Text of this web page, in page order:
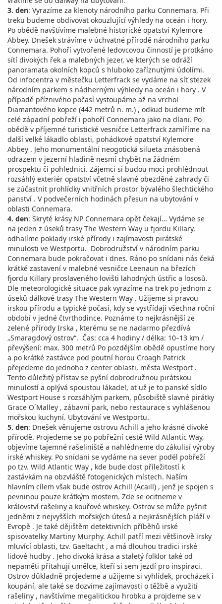
3. den: Vyrazíme za klenoty národního parku Connemara. Při
treku budeme obdivovat okouzlující výhledy na oceán i hory.
Po obědě navštívíme malebné historické opatství Kylemore
Abbey. Dnešek strávíme v úchvatné přírodě národního parku
Connemara. Pohoří vytvořené ledovcovou činností je protkáno
sítí divokých řek a malebných jezer, ve kterých se odráží
panoramata okolních kopců s hluboko zaříznutými údolími.
Od infocentra v městečku Letterfrack se vydáme na síť stezek
národním parkem s nádhernými výhledy na oceán i hory . V
případě příznivého počasí vystoupáme až na vrchol
Diamantového kopce (442 metrů n. m.) , odkud budeme mít
celé západní pobřeží i pohoří Connemara jako na dlani. Po
obědě v příjemné turistické vesničce Letterfrack zamíříme na
další velké lákadlo oblasti, pohádkové opatství Kylemore
Abbey . Jeho monumentální neogotická silueta znásobená
odrazem v jezerní hladině nesmí chybět na žádném
prospektu či pohlednici. Zájemci si budou moci prohlédnout
rozsáhlý exteriér opatství včetně slavné obezděné zahrady či
se zúčastnit prohlídky vnitřních prostor bývalého šlechtického
panství . V podvečerních hodinách přesun na ubytování v
oblasti Connemara.
4. den: Skryté krásy NP Connemara opět čekají… Vydáme se
na jeden z úseků trasy The Western Way u fjordu Killary,
odhalíme poklady irské přírody i zajímavosti pirátské
minulosti ve Westportu. Dobrodružství v národním parku
Connemara bude pokračovat i dnes. Ráno po snídani nás čeká
krátké zastavení v malebné vesničce Leenaun na březích
fjordu Killary proslaveného lovišti lahodných ústřic a lososů.
Dle meteorologické situace pak vyrazíme na trek po jednom z
úseků dálkové trasy The Western Way . Užijeme si pravou
irskou přírodu a typické počasí, kdy se vystřídají všechna roční
období v jedné čtvrthodince. Poznáme to nejkrásnější ze
zelené přírody Irska , kterému se ne nadarmo přezdívá
„Smaragdový ostrov“. Čas: cca 4 hodiny / délka: 10–13 km /
převýšení: max. 300 metrů Po pozdějším obědě opustíme hory
a po krátké zastávce pod poutní horou Croagh Patrick
přejedeme do jednoho z center oblasti, města Westport .
Tento důležitý přístav se pyšní dobrodružnou pirátskou
minulostí a oplývá spoustou lákadel, ať už je to panské sídlo
Westport House s rozsáhlým parkem, působiště slavné pirátky
Grace O´Malley , zábavní park, nebo restaurace s vyhlášenou
mořskou kuchyní. Ubytování ve Westportu.
5. den: Dnešek věnujeme ostrovu Achill a jeho krásné divoké
přírodě. Projedeme se po pobřežní cestě Wild Atlantic Way,
objevíme tajemné rašeliniště a nahlédneme do zákulisí výroby
irské whiskey. Po snídani se vydáme na sever podél pobřeží
po tzv. Wild Atlantic Way , kde bude dost příležitostí k
zastávkám na obzvláště fotogenických místech. Naším
hlavním cílem však bude ostrov Achill (Acaill) , jenž je spojen s
pevninou pouze krátkým mostem. Zde se ocitneme v
království rašeliny a kouřové whiskey. Ostrov se může pyšnit
jedněmi z nejvyšších mořských útesů a nejkrásnějších pláží v
Evropě . Je také dějištěm detektivních příběhů irské
spisovatelky Martiny Murphy. Achill patří mezi většinově irsky
mluvící oblasti, tzv. Gaeltacht , a má dlouhou tradici irské
lidové hudby . Jeho divoká krása a staletý folklor také od
nepaměti přitahují umělce, kteří si sem jezdí pro inspiraci.
Ostrov důkladně projedeme a užijeme si vyhlídek, procházek i
koupání, ale také se dozvíme zajímavosti o těžbě a využití
rašeliny , navštívíme megalitickou hrobku a projdeme se v